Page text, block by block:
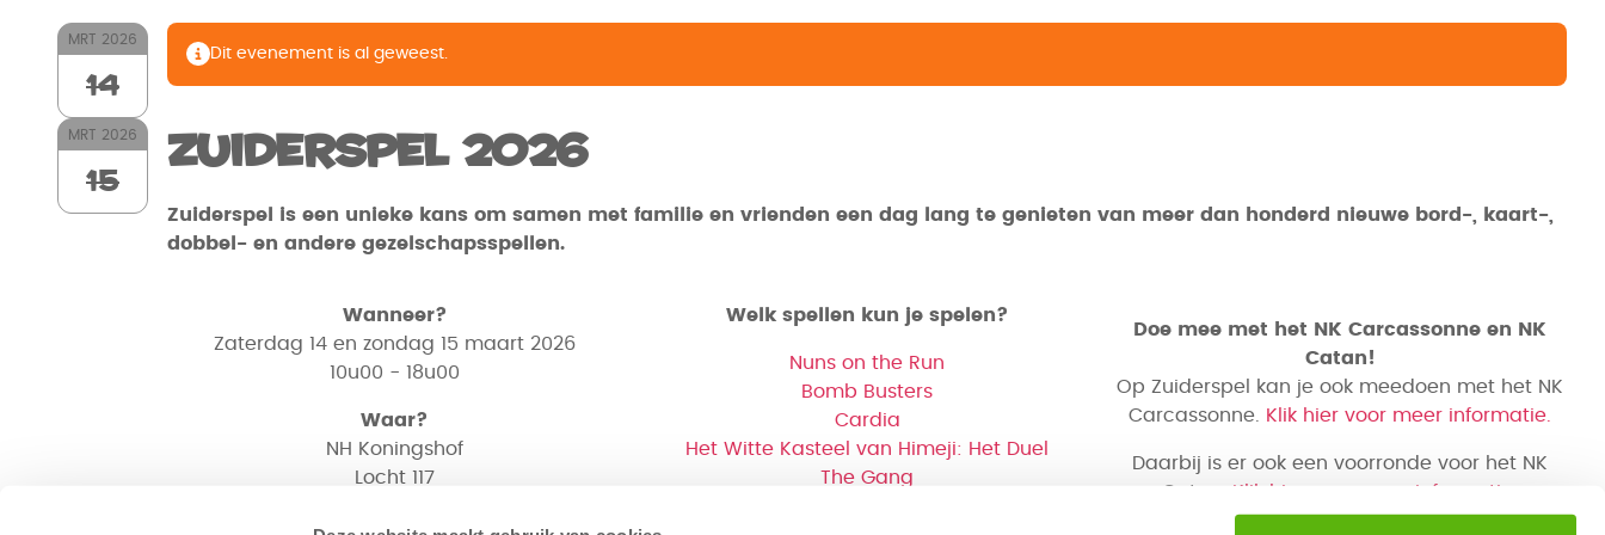
MRT 2026
14
MRT 2026
15
Dit evenement is al geweest.
Zuiderspel 2026
Zuiderspel is een unieke kans om samen met familie en vrienden een dag lang te genieten van meer dan honderd nieuwe bord-, kaart-,
dobbel- en andere gezelschapsspellen.
Wanneer?
Zaterdag 14 en zondag 15 maart 2026
10u00 - 18u00
Waar?
NH Koningshof
Locht 117
Welk spellen kun je spelen?
Nuns on the Run
Bomb Busters
Cardia
Het Witte Kasteel van Himeji: Het Duel
The Gang
Doe mee met het NK Carcassonne en NK
Catan!
Op Zuiderspel kan je ook meedoen met het NK
Carcassonne.
Klik hier voor meer informatie.
Daarbij is er ook een voorronde voor het NK
Catan. Klik hier voor meer informatie.